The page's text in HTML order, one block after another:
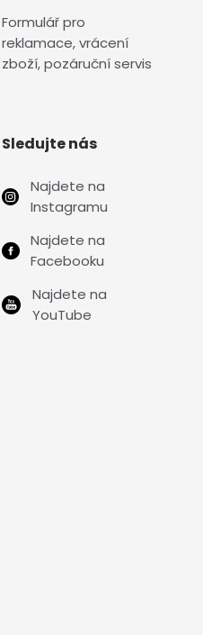
Formulář pro
reklamace, vrácení
zboží, pozáruční servis
Sledujte nás
Najdete na
Instagramu
Najdete na
Facebooku
Najdete na
YouTube